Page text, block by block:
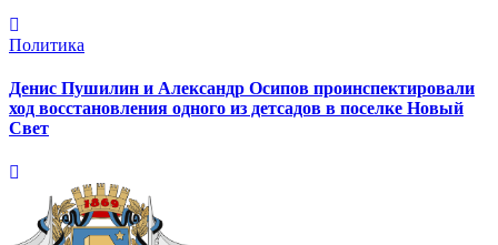
Политика
Денис Пушилин и Александр Осипов проинспектировали
ход восстановления одного из детсадов в поселке Новый
Свет